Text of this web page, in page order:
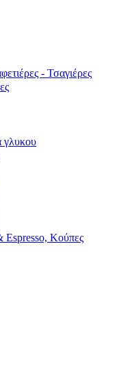
- Τσαγιέρες
γλυκου
Espresso, Κούπες